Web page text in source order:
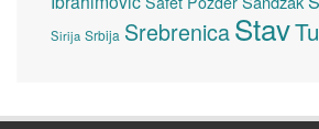
Sirija Srbija SrebrenicaStav